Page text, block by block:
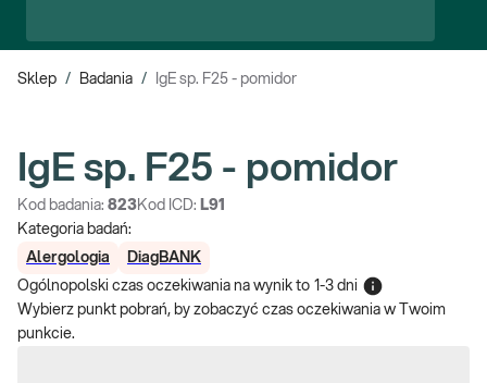
Sklep / Badania / IgE sp. F25 - pomidor
IgE sp. F25 - pomidor
Kod badania: 823Kod ICD: L91
Kategoria badań:
Alergologia
DiagBANK
Ogólnopolski czas oczekiwania na wynik to 1-3 dni
Wybierz punkt pobrań, by zobaczyć czas oczekiwania w Twoim
punkcie.